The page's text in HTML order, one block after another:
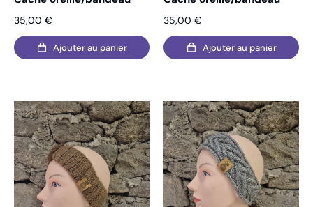
35,00 €
Ajouter au panier
35,00 €
Ajouter au panier